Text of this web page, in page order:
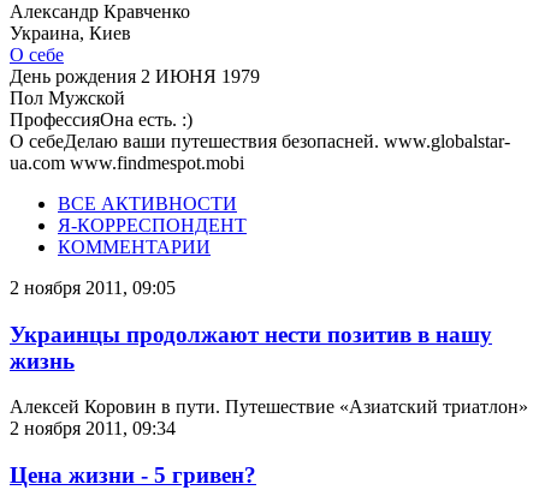
Александр Кравченко
Украина, Киев
О себе
День рождения 2 ИЮНЯ 1979
Пол Мужской
ПрофессияОна есть. :)
О себеДелаю ваши путешествия безопасней. www.globalstar-
ua.com www.findmespot.mobi
ВСЕ АКТИВНОСТИ
Я-КОРРЕСПОНДЕНТ
КОММЕНТАРИИ
2 ноября 2011, 09:05
Украинцы продолжают нести позитив в нашу
жизнь
Алексей Коровин в пути. Путешествие «Азиатский триатлон»
2 ноября 2011, 09:34
Цена жизни - 5 гривен?